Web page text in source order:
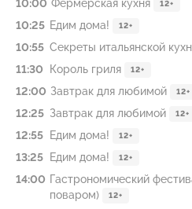
10:00 Фермерская кухня 12+
10:25 Едим дома! 12+
10:55 Секреты итальянской
11:30 Король гриля 12+
12:00 Завтрак для любимой 12+
12:25 Завтрак для любимой 12+
12:55 Едим дома! 12+
13:25 Едим дома! 12+
14:00 Гастрономический
поваром)
12+